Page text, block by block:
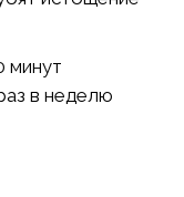
минут
в неделю